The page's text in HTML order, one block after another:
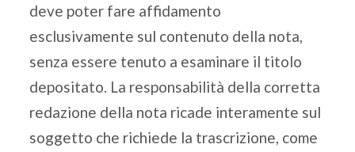
deve poter fare affidamento
esclusivamente sul contenuto della nota,
senza essere tenuto a esaminare il titolo
depositato. La responsabilità della corretta
redazione della nota ricade interamente sul
soggetto che richiede la trascrizione, come